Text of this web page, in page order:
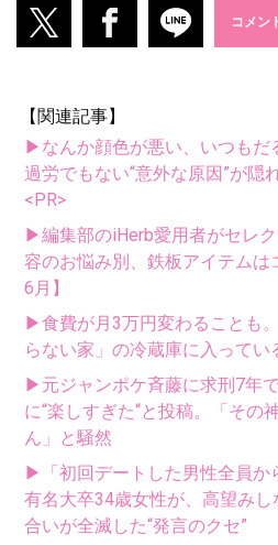
コメン
【関連記事】
▶なんか顔色が悪い、いつもだ
過労でもない“意外な原因”が隠
<PR>
▶編集部のiHerb愛用者がセレ
容のお悩み別、鉄板アイテムは
6月】
▶食費が月3万円変わることも
らない家」の冷蔵庫に入ってい
▶元ジャンポケ斉藤に求刑7年
に“楽しすぎた“と投稿。「その
ん」と騒然
▶「初回デートした男性全員か
有名大卒34歳女性が、高望みし
合いが全滅した“発言のクセ”